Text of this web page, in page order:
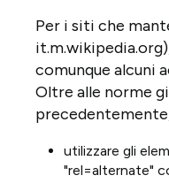
Per i siti che
comunque alcuni
Oltre alle norme
utilizzare gli
"rel=alternate"